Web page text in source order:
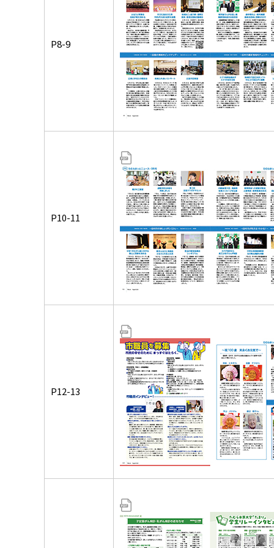
P8-9
P10-11
P12-13